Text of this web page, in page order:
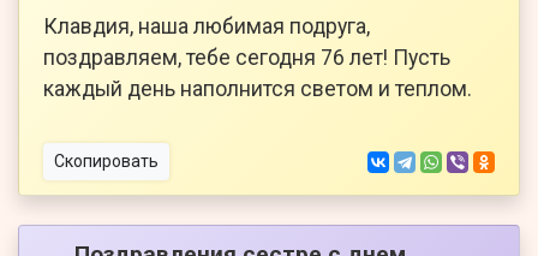
Клавдия, наша любимая подруга,
поздравляем, тебе сегодня 76 лет! Пусть
каждый день наполнится светом и теплом.
Скопировать